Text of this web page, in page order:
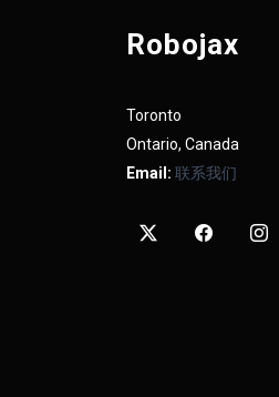
Robojax
Toronto
Ontario, Canada
Email: 联系我们